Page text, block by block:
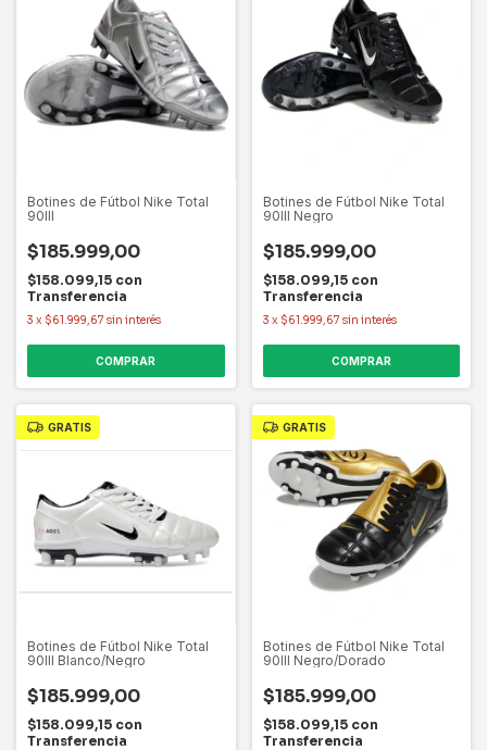
Botines de Fútbol Nike Total
90III
$185.999,00
$158.099,15 con
Transferencia
3 x $61.999,67 sin interés
COMPRAR
Botines de Fútbol Nike Total
90III Negro
$185.999,00
$158.099,15 con
Transferencia
3 x $61.999,67 sin interés
COMPRAR
GRATIS
Botines de Fútbol Nike Total
90III Blanco/Negro
$185.999,00
$158.099,15 con
Transferencia
GRATIS
Botines de Fútbol Nike Total
90III Negro/Dorado
$185.999,00
$158.099,15 con
Transferencia